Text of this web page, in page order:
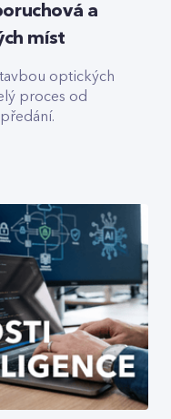
a
míst
optických
proces od